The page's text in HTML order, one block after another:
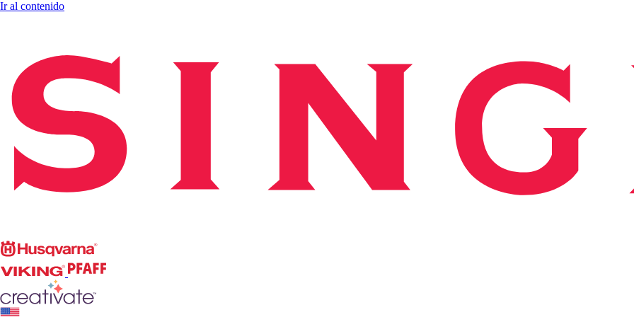
Ir al contenido
Husqvarna
Viking
PFAFF CREATIVATE